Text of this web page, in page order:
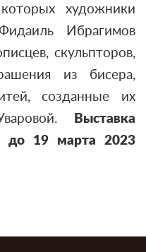
художники
Ибрагимов
скульпторов,
из бисера,
созданные их
Выставка
до 19 марта 2023